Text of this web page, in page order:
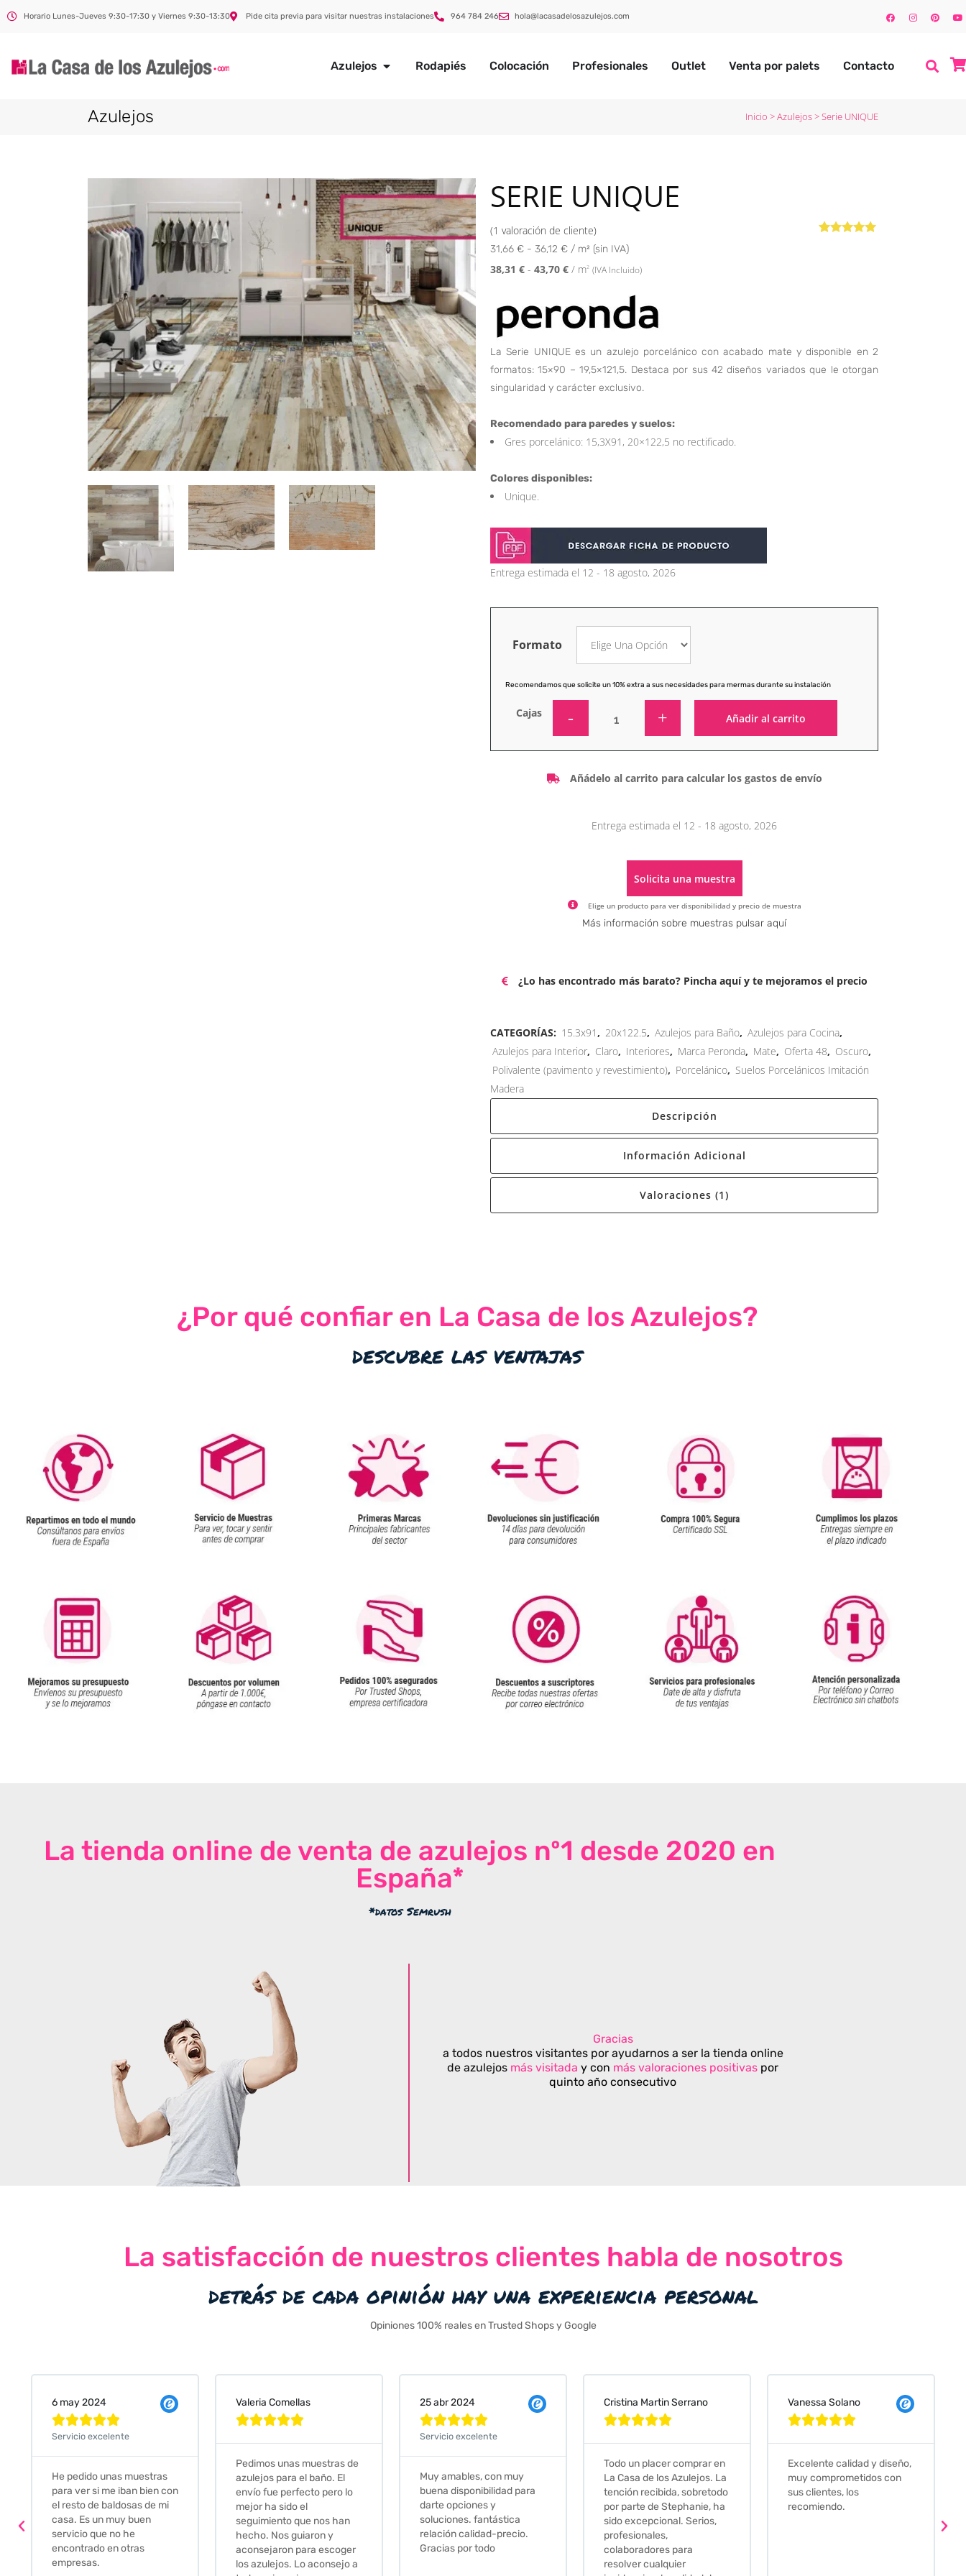
Horario Lunes-Jueves 9:30-17:30 y Viernes 9:30-13:30 Pide cita previa para visitar nuestras instalaciones 964 784 246 hola@lacasadelosazulejos.com
Azulejos Rodapiés Colocación Profesionales Outlet Venta por palets Contacto
Azulejos Inicio >Azulejos>Serie UNIQUE
SERIE UNIQUE
(1 valoración de cliente)
31,66 € - 36,12 € / m² (sin IVA)
38,31 € - 43,70 € / m2 (IVA Incluido)
La Serie UNIQUE es un azulejo porcelánico con acabado mate y disponible en 2
formatos: 15×90 – 19,5×121,5. Destaca por sus 42 diseños variados que le otorgan
singularidad y carácter exclusivo.
Recomendado para paredes y suelos:
Gres porcelánico: 15,3X91, 20×122,5 no rectificado.
Colores disponibles:
Unique.
Entrega estimada el 12 - 18 agosto, 2026
Formato
Recomendamos que solicite un 10% extra a sus necesidades para mermas durante su instalación
Cajas
Añadir al carrito
Añádelo al carrito para calcular los gastos de envío
Entrega estimada el 12 - 18 agosto, 2026
Solicita una muestra
Elige un producto para ver disponibilidad y precio de muestra
Alternative:
Más información sobre muestras pulsar aquí
¿Lo has encontrado más barato? Pincha aquí y te mejoramos el precio
CATEGORÍAS: 15.3x91, 20x122.5, Azulejos para Baño, Azulejos para Cocina,
Azulejos para Interior, Claro, Interiores, Marca Peronda, Mate, Oferta 48, Oscuro,
Polivalente (pavimento y revestimiento), Porcelánico, Suelos Porcelánicos Imitación
Madera
Descripción
Información Adicional
Valoraciones (1)
¿Por qué confiar en La Casa de los Azulejos?
descubre las ventajas
La tienda online de venta de azulejos nº1 desde 2020 en
España*
*datos Semrush
Gracias
a todos nuestros visitantes por ayudarnos a ser la tienda online
de azulejos más visitada y con más valoraciones positivas por
quinto año consecutivo
La satisfacción de nuestros clientes habla de nosotros
detrás de cada opinión hay una experiencia personal
Opiniones 100% reales en Trusted Shops y Google
Valeria Comellas

azulejos para el baño. El
envío fue perfecto pero lo
mejor ha sido el
seguimiento que nos han
hecho. Nos guiaron y
aconsejaron para escoger
los azulejos. Lo aconsejo a
25 abr 2024

Muy amables, con muy
buena disponibilidad para
darte opciones y
soluciones. fantástica
relación calidad-precio.
Gracias por todo
Cristina Martin Serrano

La Casa de los Azulejos. La
tención recibida, sobretodo
por parte de Stephanie, ha
sido excepcional. Serios,
profesionales,
colaboradores para
Vanessa Solano

Excelente calidad y diseño,
muy comprometidos con
sus clientes, los
recomiendo.
Judit Bonet Pardell

Que decir, si teneis que
comprar alguna baldosa
este és el sitio indicado! Yo
pedi una muestra y me